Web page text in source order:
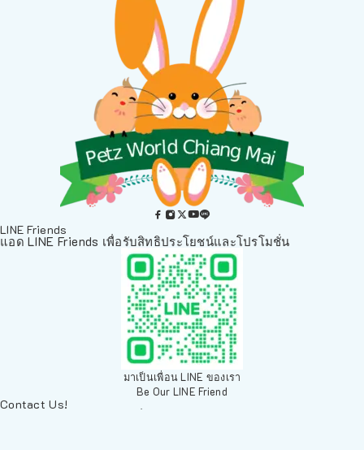
LINE Friends
แอด LINE Friends เพื่อรับสิทธิประโยชน์และโปรโมชั่น
มาเป็นเพื่อน LINE ของเรา
Be Our LINE Friend
Contact Us!